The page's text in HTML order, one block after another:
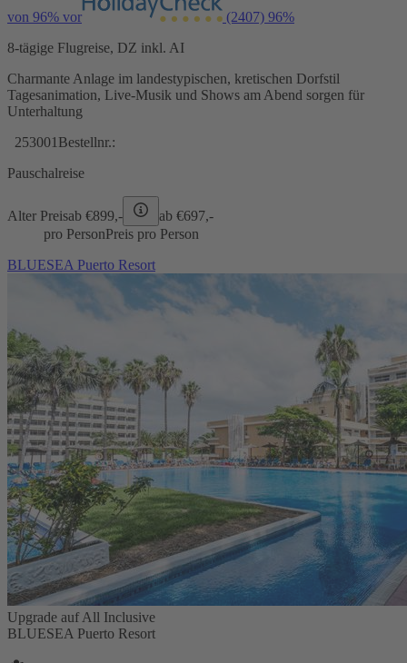
von 96% vor (2407) 96%
8-tägige Flugreise, DZ inkl. AI
Charmante Anlage im landestypischen, kretischen Dorfstil
Tagesanimation, Live-Musik und Shows am Abend sorgen für
Unterhaltung
253001 Bestellnr.:
Pauschalreise
Alter Preisab €899,- ab €697,-
pro PersonPreis pro Person
BLUESEA Puerto Resort
Upgrade auf All Inclusive
BLUESEA Puerto Resort